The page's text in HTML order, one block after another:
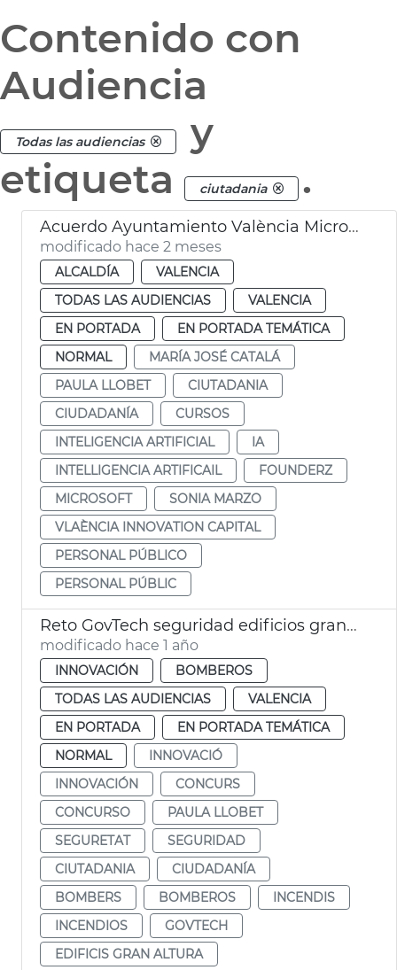
Contenido con
Audiencia
Todas las audiencias
y
etiqueta
ciutadania .
Acuerdo Ayuntamiento València Microsoft cursos IA
modificado hace 2 meses
ALCALDÍA
VALENCIA
TODAS LAS AUDIENCIAS
VALENCIA
EN PORTADA
EN PORTADA TEMÁTICA
NORMAL
MARÍA JOSÉ CATALÁ
PAULA LLOBET
CIUTADANIA
CIUDADANÍA
CURSOS
INTELIGENCIA ARTIFICIAL
IA
INTELLIGENCIA ARTIFICAIL
FOUNDERZ
MICROSOFT
SONIA MARZO
VLAÈNCIA INNOVATION CAPITAL
PERSONAL PÚBLICO
PERSONAL PÚBLIC
Reto GovTech seguridad edificios gran altura
modificado hace 1 año
INNOVACIÓN
BOMBEROS
TODAS LAS AUDIENCIAS
VALENCIA
EN PORTADA
EN PORTADA TEMÁTICA
NORMAL
INNOVACIÓ
INNOVACIÓN
CONCURS
CONCURSO
PAULA LLOBET
SEGURETAT
SEGURIDAD
CIUTADANIA
CIUDADANÍA
BOMBERS
BOMBEROS
INCENDIS
INCENDIOS
GOVTECH
EDIFICIS GRAN ALTURA